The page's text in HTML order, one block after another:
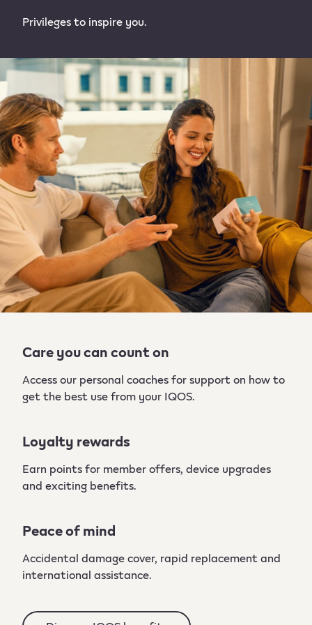
Privileges to inspire you.​
Care you can count on
Access our personal coaches for support on how to
get the best use from your IQOS. ​
Loyalty rewards
Earn points for member offers, device upgrades
and exciting benefits.
Peace of mind
Accidental damage cover, rapid replacement and
international assistance.